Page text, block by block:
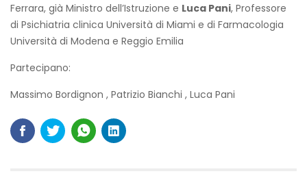
Ferrara, già Ministro dell’Istruzione e Luca Pani, Professore
di Psichiatria clinica Università di Miami e di Farmacologia
Università di Modena e Reggio Emilia
Partecipano:
Massimo Bordignon , Patrizio Bianchi , Luca Pani